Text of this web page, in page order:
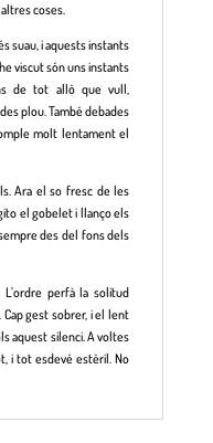
coses.
suau, i aquests instants
viscut són uns instants
de tot allò que vull,
plou. També debades
molt lentament el
Ara el so fresc de les
el gobelet i llanço els
des del fons dels
perfà la solitud
gest sobrer, i el lent
aquest silenci. A voltes
i tot esdevé estèril. No